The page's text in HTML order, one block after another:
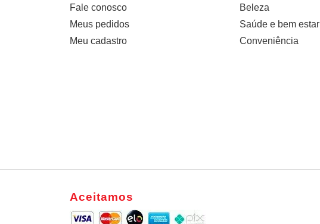
Fale conosco
Meus pedidos
Meu cadastro
Beleza
Saúde e bem estar
Conveniência
Aceitamos